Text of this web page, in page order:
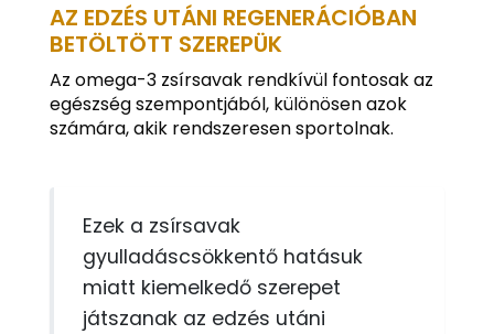
AZ EDZÉS UTÁNI REGENERÁCIÓBAN
BETÖLTÖTT SZEREPÜK
Az omega-3 zsírsavak rendkívül fontosak az
egészség szempontjából, különösen azok
számára, akik rendszeresen sportolnak.
Ezek a zsírsavak
gyulladáscsökkentő hatásuk
miatt kiemelkedő szerepet
játszanak az edzés utáni